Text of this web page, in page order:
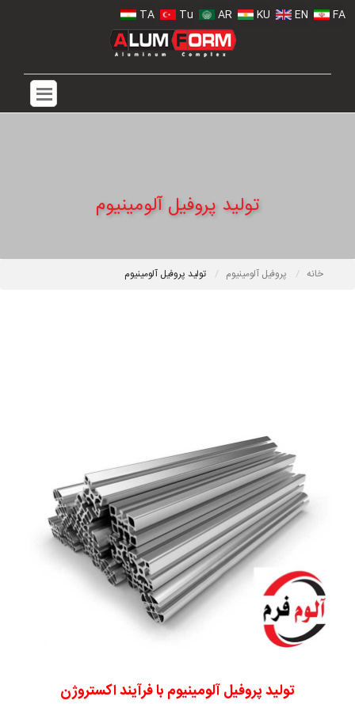
FA
EN
KU
AR
Tu
TA
تولید پروفیل آلومینیوم
خانه پروفیل آلومینیوم تولید پروفیل آلومینیوم
تولید پروفیل آلومینیوم با فرآیند اکستروژن